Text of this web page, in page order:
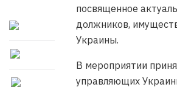
посвященное
должников,
Украины.
В мероприятии
управляющих